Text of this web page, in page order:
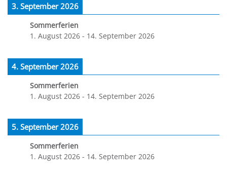
3. September 2026
Sommerferien
1. August 2026 - 14. September 2026
4. September 2026
Sommerferien
1. August 2026 - 14. September 2026
5. September 2026
Sommerferien
1. August 2026 - 14. September 2026